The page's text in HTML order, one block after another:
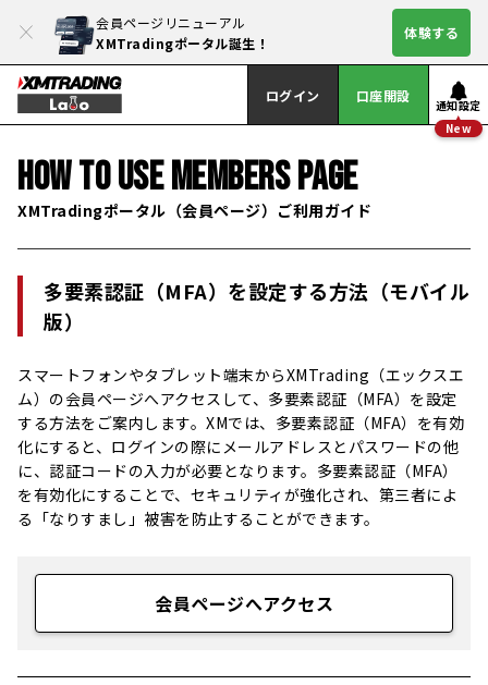
会員ページリニューアル
XMTradingポータル誕生！
体験する
ログイン 口座開設
通知設定
New
HOW TO USEMEMBERS PAGE
XMTradingポータル（会員ページ）ご利用ガイド
多要素認証（MFA）を設定する方法（モバイル
版）
スマートフォンやタブレット端末からXMTrading（エックスエ
ム）の会員ページへアクセスして、多要素認証（MFA）を設定
する方法をご案内します。XMでは、多要素認証（MFA）を有効
化にすると、ログインの際にメールアドレスとパスワードの他
に、認証コードの入力が必要となります。多要素認証（MFA）
を有効化にすることで、セキュリティが強化され、第三者によ
る「なりすまし」被害を防止することができます。
会員ページへアクセス